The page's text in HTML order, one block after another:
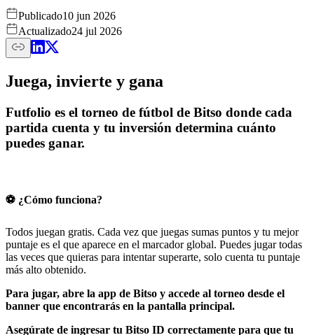
Publicado10 jun 2026
Actualizado24 jul 2026
Juega, invierte y gana
Futfolio es el torneo de fútbol de Bitso donde cada
partida cuenta y tu inversión determina cuánto
puedes ganar.
⚽ ¿Cómo funciona?
Todos juegan gratis. Cada vez que juegas sumas puntos y tu mejor
puntaje es el que aparece en el marcador global. Puedes jugar todas
las veces que quieras para intentar superarte, solo cuenta tu puntaje
más alto obtenido.
Para jugar, abre la app de Bitso y accede al torneo desde el
banner que encontrarás en la pantalla principal.
Asegúrate de ingresar tu Bitso ID correctamente para que tu